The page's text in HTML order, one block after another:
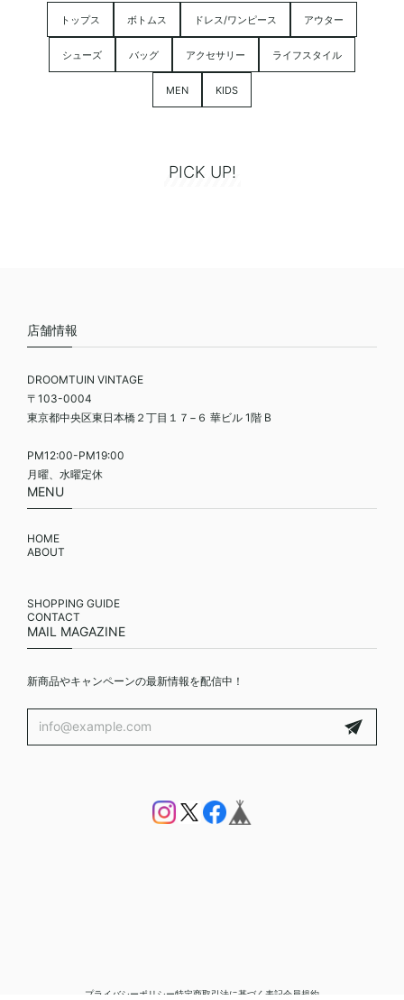
トップス ボトムス ドレス/ワンピース アウター
シューズ バッグ アクセサリー ライフスタイル
MEN KIDS
PICK UP!
店舗情報
DROOMTUIN VINTAGE
〒103-0004
東京都中央区東日本橋２丁目１７−６ 華ビル 1階 B
PM12:00-PM19:00
月曜、水曜定休
MENU
HOME
ABOUT
SHOPPING GUIDE
CONTACT
MAIL MAGAZINE
新商品やキャンペーンの最新情報を配信中！
プライバシーポリシー特定商取引法に基づく表記会員規約